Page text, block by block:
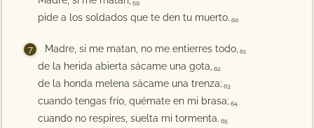
59
pide a los soldados que te den tu muerto. 60
Madre, si me matan, no me entierres todo, 61
de la herida abierta sácame una gota, 62
de la honda melena sácame una trenza; 63
cuando tengas frío, quémate en mi brasa; 64
cuando no respires, suelta mi tormenta. 65